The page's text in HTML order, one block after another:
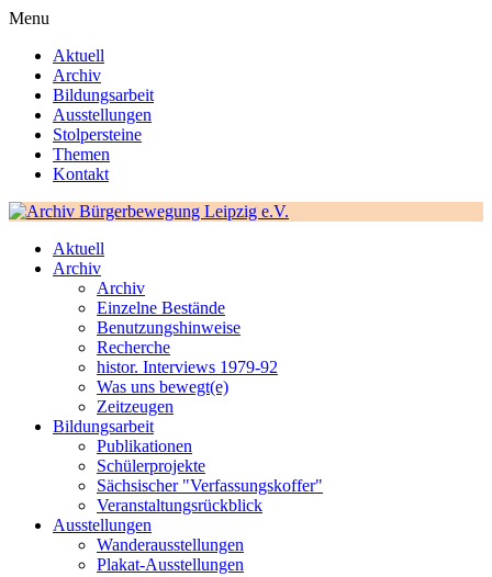
Menu
Aktuell
Archiv
Bildungsarbeit
Ausstellungen
Stolpersteine
Themen
Kontakt
Aktuell
Archiv
Archiv
Einzelne Bestände
Benutzungshinweise
Recherche
histor. Interviews 1979-92
Was uns bewegt(e)
Zeitzeugen
Bildungsarbeit
Publikationen
Schülerprojekte
Sächsischer "Verfassungskoffer"
Veranstaltungsrückblick
Ausstellungen
Wanderausstellungen
Plakat-Ausstellungen